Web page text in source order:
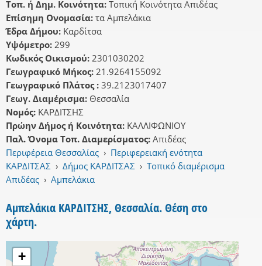
Τοπ. ή Δημ. Κοινότητα: Τοπική Κοινότητα Απιδέας
Επίσημη Ονομασία: τα Αμπελάκια
Έδρα Δήμου: Καρδίτσα
Υψόμετρο: 299
Κωδικός Οικισμού: 2301030202
Γεωγραφικό Μήκος: 21.9264155092
Γεωγραφικό Πλάτος : 39.2123017407
Γεωγ. Διαμέρισμα: Θεσσαλία
Νομός: ΚΑΡΔΙΤΣΗΣ
Πρώην Δήμος ή Κοινότητα: ΚΑΛΛΙΦΩΝΙΟΥ
Παλ. Όνομα Τοπ. Διαμερίσματος: Απιδέας
Περιφέρεια Θεσσαλίας › Περιφερειακή ενότητα
ΚΑΡΔΙΤΣΑΣ › Δήμος ΚΑΡΔΙΤΣΑΣ › Τοπικό διαμέρισμα
Απιδέας › Αμπελάκια
Αμπελάκια ΚΑΡΔΙΤΣΗΣ, Θεσσαλία. Θέση στο
χάρτη.
+